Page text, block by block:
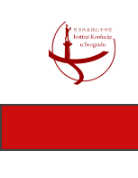
Početna